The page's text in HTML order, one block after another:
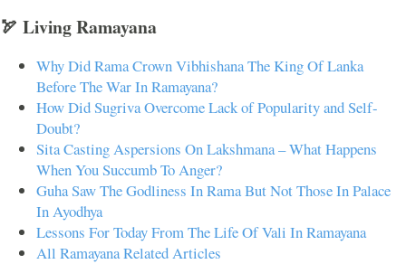
🏹 Living Ramayana
Why Did Rama Crown Vibhishana The King Of Lanka
Before The War In Ramayana?
How Did Sugriva Overcome Lack of Popularity and Self-
Doubt?
Sita Casting Aspersions On Lakshmana – What Happens
When You Succumb To Anger?
Guha Saw The Godliness In Rama But Not Those In Palace
In Ayodhya
Lessons For Today From The Life Of Vali In Ramayana
All Ramayana Related Articles